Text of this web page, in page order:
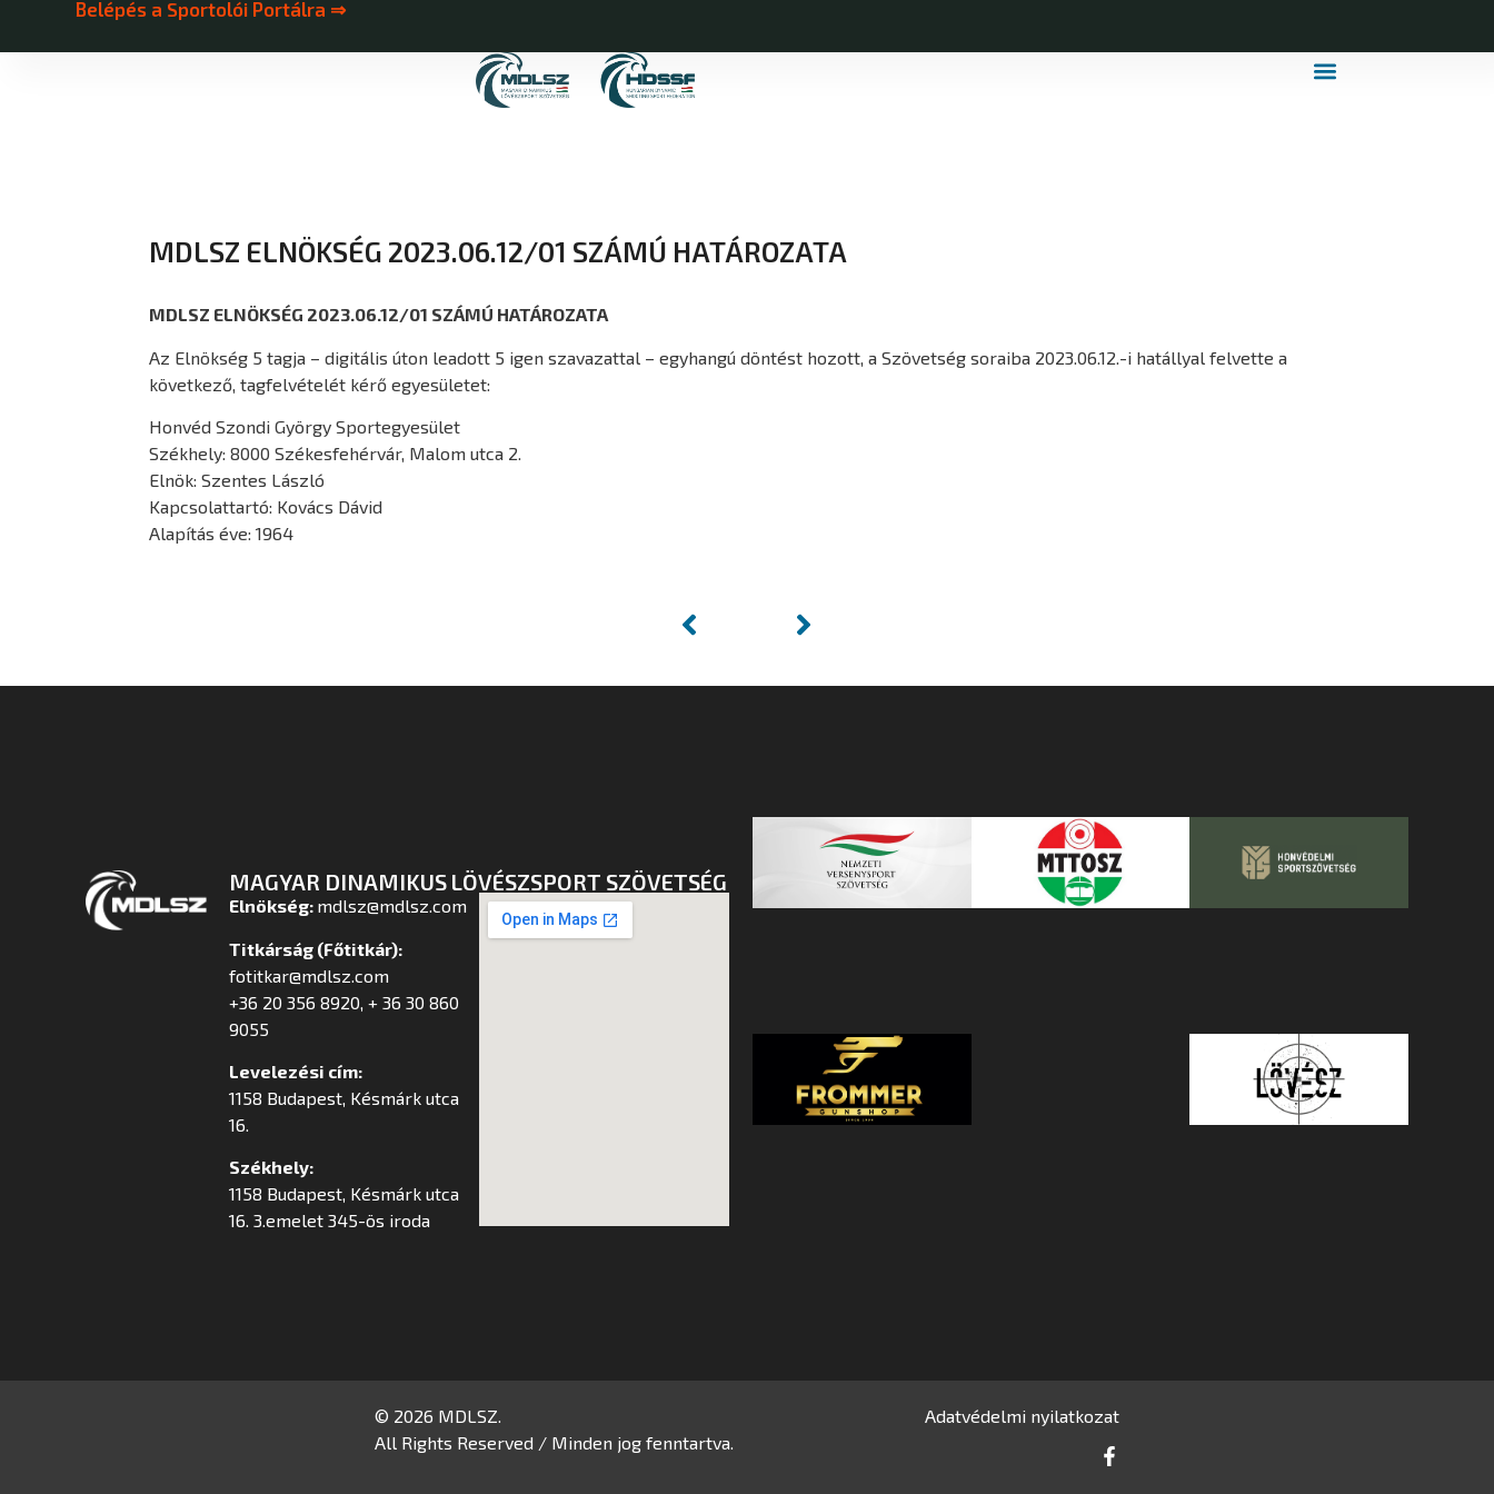
Belépés a Sportolói Portálra ⇒
MDLSZ ELNÖKSÉG 2023.06.12/01 SZÁMÚ HATÁROZATA
MDLSZ ELNÖKSÉG 2023.06.12/01 SZÁMÚ HATÁROZATA
Az Elnökség 5 tagja – digitális úton leadott 5 igen szavazattal – egyhangú döntést hozott, a Szövetség soraiba 2023.06.12.-i hatállyal felvette a
következő, tagfelvételét kérő egyesületet:
Honvéd Szondi György Sportegyesület
Székhely: 8000 Székesfehérvár, Malom utca 2.
Elnök: Szentes László
Kapcsolattartó: Kovács Dávid
Alapítás éve: 1964
MAGYAR DINAMIKUS LÖVÉSZSPORT SZÖVETSÉG
Elnökség: mdlsz@mdlsz.com
Titkárság (Főtitkár):
fotitkar@mdlsz.com
+36 20 356 8920, + 36 30 860
9055
Levelezési cím:
1158 Budapest, Késmárk utca
16.
Székhely:
1158 Budapest, Késmárk utca
16. 3.emelet 345-ös iroda
© 2026 MDLSZ.
All Rights Reserved / Minden jog fenntartva.
Adatvédelmi nyilatkozat